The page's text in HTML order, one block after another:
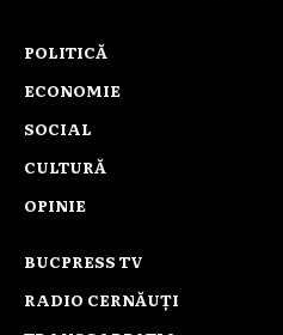
POLITICĂ
ECONOMIE
SOCIAL
CULTURĂ
OPINIE
BUCPRESS TV
RADIO CERNĂUȚI